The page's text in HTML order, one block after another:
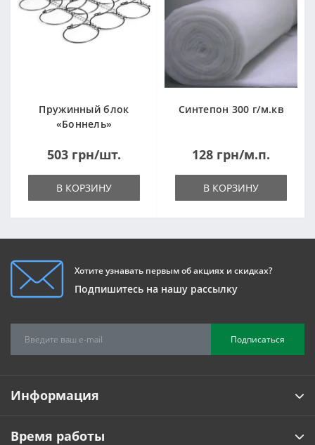
Пружинный блок
«Боннель»
503 грн/шт.
В КОРЗИНУ
Синтепон 300 г/м.кв
128 грн/м.п.
В КОРЗИНУ
Хотите узнавать первым об акциях и скидках?
Подпишитесь на нашу рассылку
Подписаться
Информация
Время работы